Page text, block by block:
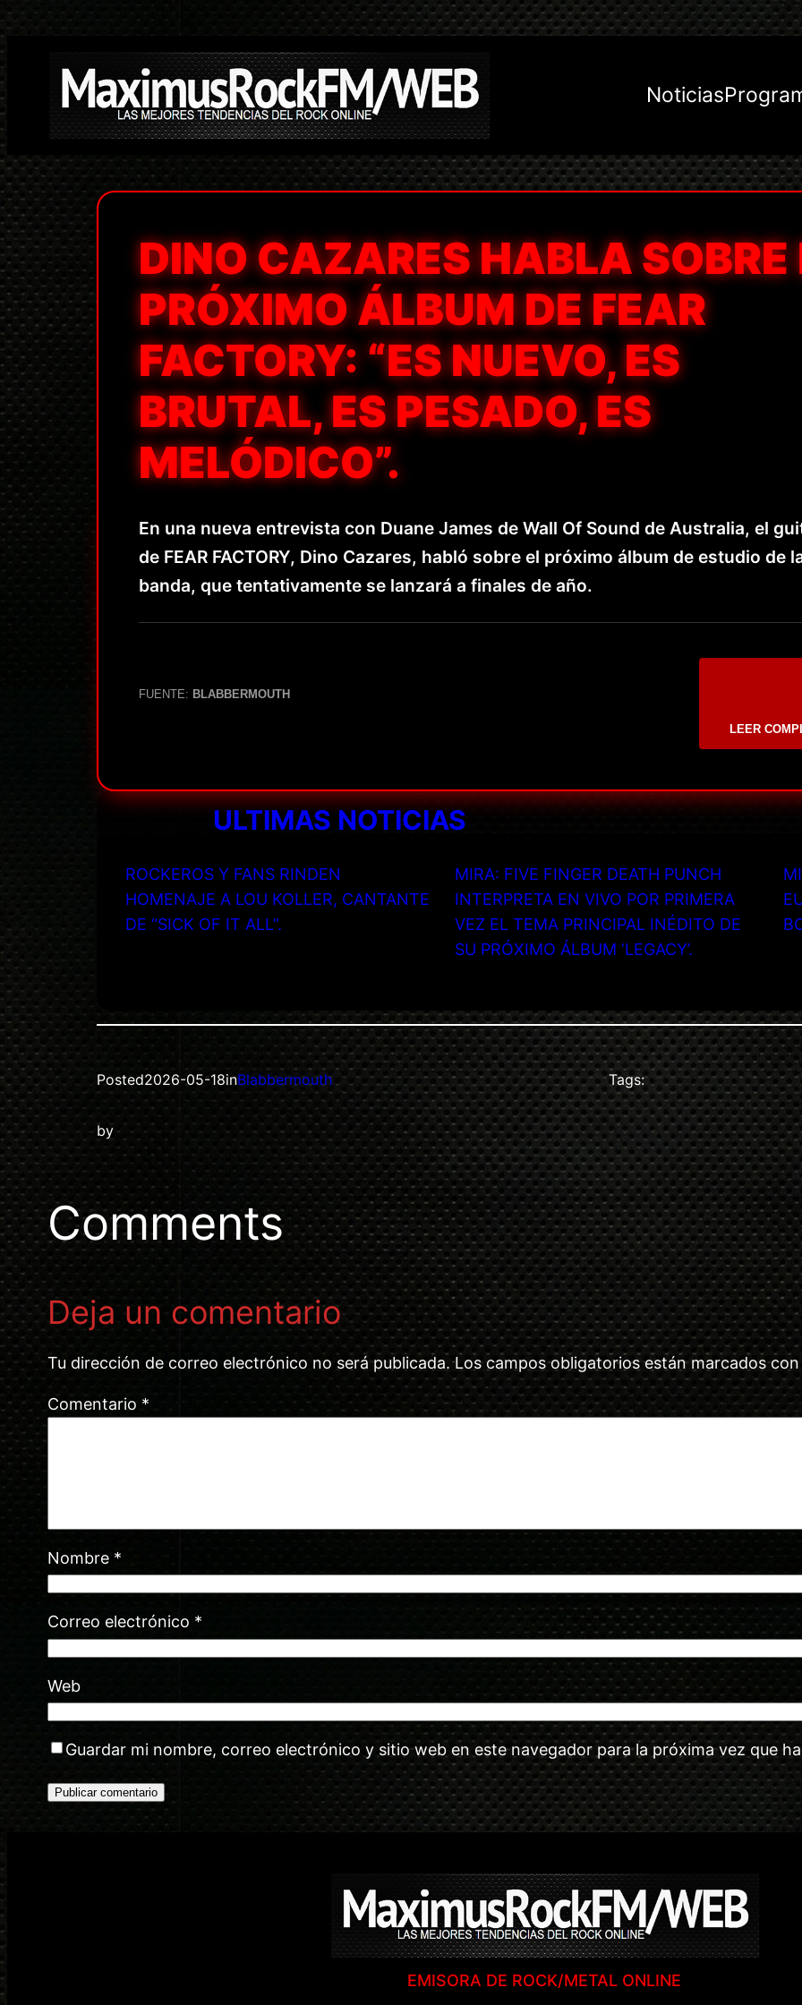
Saltar
contenido
Noticias
DINO CAZARES HABLA SOBRE
PRÓXIMO ÁLBUM DE FEAR
FACTORY: “ES NUEVO, ES
BRUTAL, ES PESADO, ES
MELÓDICO”.
En una nueva entrevista con Duane James de Wall Of Sound de Australia, el
de FEAR FACTORY, Dino Cazares, habló sobre el próximo álbum de estudio de
banda, que tentativamente se lanzará a finales de año.
FUENTE: BLABBERMOUTH
LEER
ULTIMAS NOTICIAS
ROCKEROS Y FANS RINDEN
HOMENAJE A LOU KOLLER, CANTANTE
DE “SICK OF IT ALL”.
MIRA: FIVE FINGER DEATH PUNCH
INTERPRETA EN VIVO POR PRIMERA
VEZ EL TEMA PRINCIPAL INÉDITO DE
SU PRÓXIMO ÁLBUM ‘LEGACY’.
Posted2026-05-18inBlabbermouth
by
Tags:
Comments
Deja un comentario
Tu dirección de correo electrónico no será publicada. Los campos obligatorios están marcados
Comentario *
Nombre *
Correo electrónico *
Web
Guardar mi nombre, correo electrónico y sitio web en este navegador para la próxima vez que
EMISORA DE ROCK/METAL ONLINE